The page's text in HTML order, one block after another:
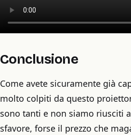
Conclusione
Come avete sicuramente già
molto colpiti da questo
sono tanti e non siamo riusciti
sfavore, forse il prezzo che